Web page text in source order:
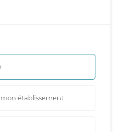
établissement